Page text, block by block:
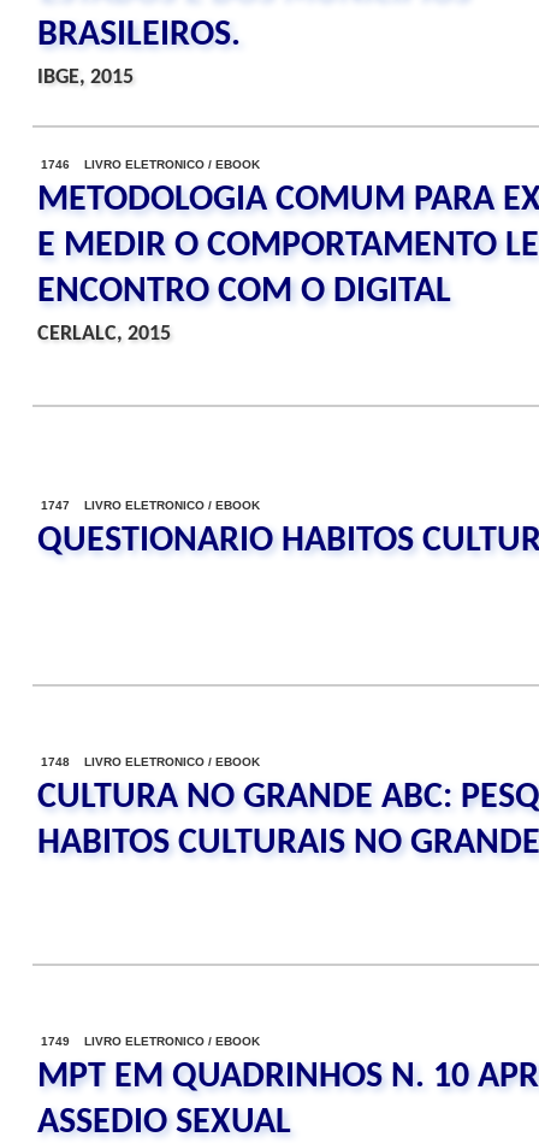
BRASILEIROS.
IBGE, 2015
1746 LIVRO ELETRONICO / EBOOK
METODOLOGIA COMUM PARA
E MEDIR O COMPORTAMENTO
ENCONTRO COM O DIGITAL
CERLALC, 2015
1747 LIVRO ELETRONICO / EBOOK
QUESTIONARIO HABITOS
1748 LIVRO ELETRONICO / EBOOK
CULTURA NO GRANDE ABC:
HABITOS CULTURAIS NO
1749 LIVRO ELETRONICO / EBOOK
MPT EM QUADRINHOS N. 10
ASSEDIO SEXUAL